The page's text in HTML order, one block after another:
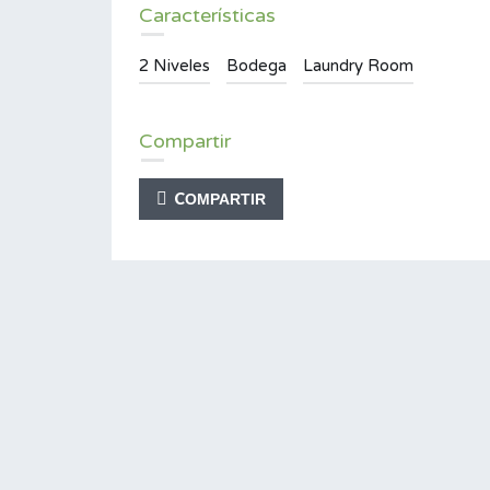
Características
2 Niveles Bodega Laundry Room
Compartir
COMPARTIR
$160,000 ₡85,000,000